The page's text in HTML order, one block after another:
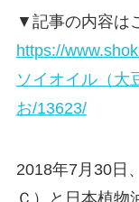
▼記事の内容は
https://
ソイオイル（大
お/13623/
2018年7月30日